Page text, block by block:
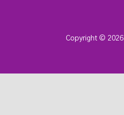
Copyright © 2026